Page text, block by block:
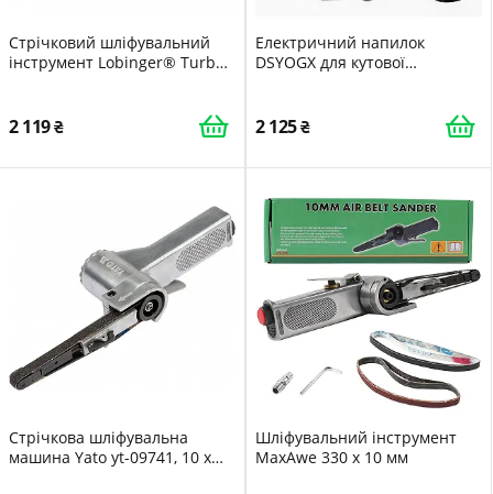
Стрічковий шліфувальний
інструмент Lobinger® Turbo
2 119
Електричний напилок
DSYOGX для кутової
розмір стрічки 15 мм x 452
мм, для шліфувальних файлів
2 125
Стрічкова шліфувальна
машина Yato yt-09741, 10 x
Шліфувальний інструмент
MaxAwe 330 x 10 мм